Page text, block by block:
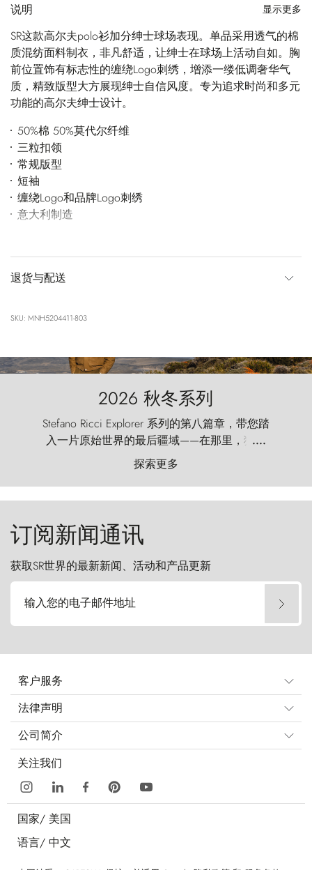
说明 显示更多
SR这款高尔夫polo衫加分绅士球场表现。单品采用透气的棉
质混纺面料制衣，非凡舒适，让绅士在球场上活动自如。胸
前位置饰有标志性的缠绕Logo刺绣，增添一缕低调奢华气
质，精致版型大方展现绅士自信风度。专为追求时尚和多元
功能的高尔夫绅士设计。
50%棉 50%莫代尔纤维
三粒扣领
常规版型
短袖
缠绕Logo和品牌Logo刺绣
意大利制造
退货与配送
SKU: MNH5204411-803
2026 秋冬系列
Stefano Ricci Explorer 系列的第八篇章，带您踏
入一片原始世界的最后疆域——在那里，狂风
以远古的怒号雕琢着自然，而百内塔（Torres
del Paine）则宛如石砌的哨兵，傲然向苍穹发
起挑战。
....
探索更多
订阅新闻通讯
获取SR世界的最新新闻、活动和产品更新
输入您的电子邮件地址
客户服务
法律声明
公司简介
关注我们
国家/ 美国
语言/ 中文